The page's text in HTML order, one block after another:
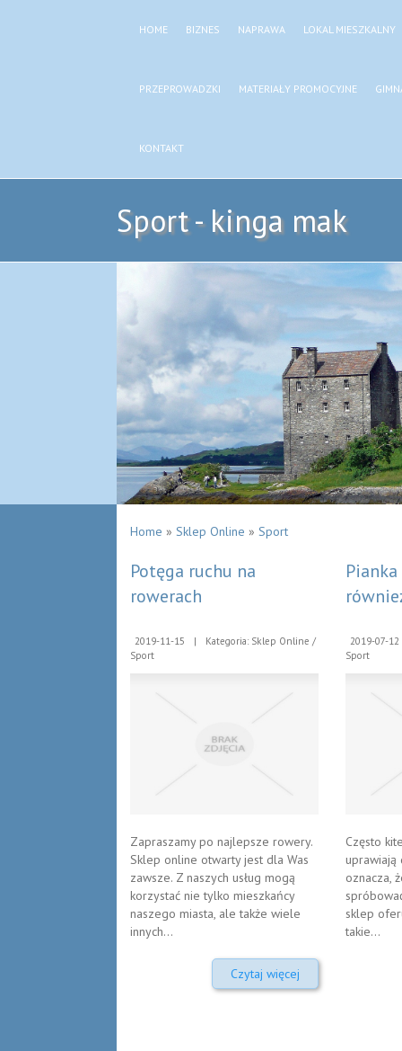
HOME BIZNES NAPRAWA LOKAL MIESZKALNY
PRZEPROWADZKI MATERIAŁY PROMOCYJNE
KONTAKT
Sport - kinga mak
Home » Sklep Online » Sport
Potęga ruchu na
rowerach
2019-11-15 |
Kategoria: Sklep Online /
Sport
Zapraszamy po najlepsze rowery.
Sklep online otwarty jest dla Was
zawsze. Z naszych usług mogą
korzystać nie tylko mieszkańcy
naszego miasta, ale także wiele
innych...
Czytaj więcej
2019-07-12
Sport
Często
uprawiają
oznacza,
sklep
takie...